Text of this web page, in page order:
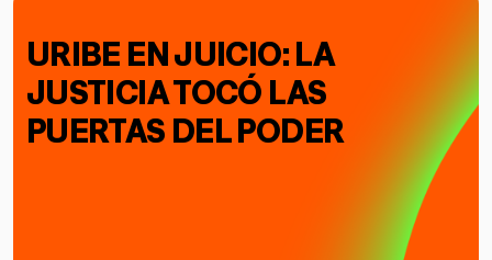
URIBE EN JUICIO: LA
JUSTICIA TOCÓ LAS
PUERTAS DEL PODER